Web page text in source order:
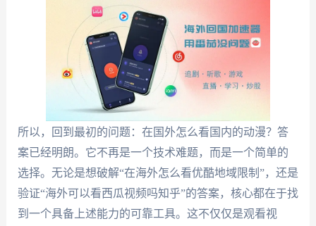
所以，回到最初的问题：在国外怎么看国内的动漫？答
案已经明朗。它不再是一个技术难题，而是一个简单的
选择。无论是想破解“在海外怎么看优酷地域限制”，还是
验证“海外可以看西瓜视频吗知乎”的答案，核心都在于找
到一个具备上述能力的可靠工具。这不仅仅是观看视